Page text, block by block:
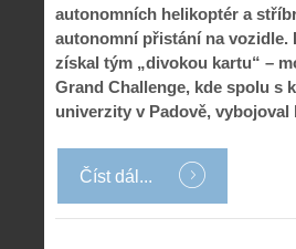
autonomních helikoptér a
autonomní přistání na vozidle.
získal tým „divokou kartu“ –
Grand Challenge, kde spolu s
univerzity v Padově, vybojoval
Číst dál...